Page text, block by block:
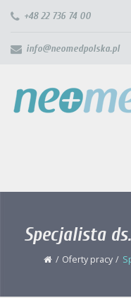
+48 22 736 74 00
info@neomedpolska.pl
Specjalista
Oferty pracy